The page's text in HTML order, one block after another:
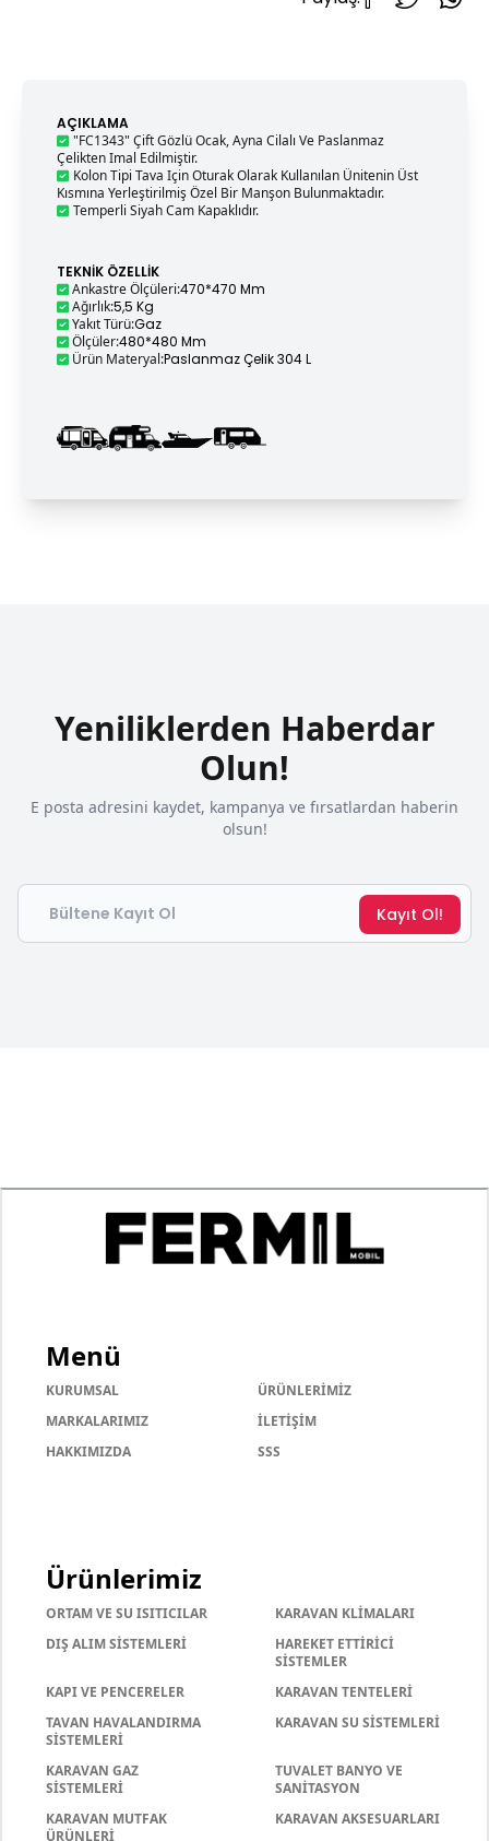
AÇIKLAMA
"FC1343" Çift Gözlü Ocak, Ayna Cilalı Ve Paslanmaz
Çelikten Imal Edilmiştir.
Kolon Tipi Tava Için Oturak Olarak Kullanılan Ünitenin Üst
Kısmına Yerleştirilmiş Özel Bir Manşon Bulunmaktadır.
Temperli Siyah Cam Kapaklıdır.
TEKNIK ÖZELLIK
Ankastre Ölçüleri:470*470 Mm
Ağırlık:5,5 Kg
Yakıt Türü:Gaz
Ölçüler:480*480 Mm
Ürün Materyal:Paslanmaz Çelik 304 L
Yeniliklerden Haberdar
Olun!
E posta adresini kaydet, kampanya ve fırsatlardan haberin
olsun!
Email
Kayıt Ol!
Menü
KURUMSAL
ÜRÜNLERİMİZ
MARKALARIMIZ
İLETİŞİM
HAKKIMIZDA
SSS
Ürünlerimiz
ORTAM VE SU ISITICILAR
KARAVAN KLİMALARI
DIŞ ALIM SİSTEMLERİ
HAREKET ETTİRİCİ
SİSTEMLER
KAPI VE PENCERELER
KARAVAN TENTELERİ
TAVAN HAVALANDIRMA
SİSTEMLERİ
KARAVAN SU SİSTEMLERİ
KARAVAN GAZ
SİSTEMLERİ
TUVALET BANYO VE
SANİTASYON
KARAVAN MUTFAK
ÜRÜNLERİ
KARAVAN AKSESUARLARI